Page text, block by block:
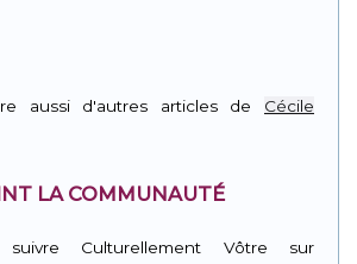
aussi d'autres articles de Cécile
LA COMMUNAUTÉ
Culturellement Vôtre sur